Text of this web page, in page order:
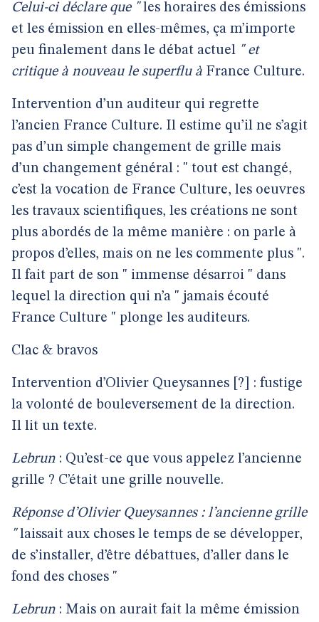
Celui-ci déclare que " les horaires des émissions
et les émission en elles-mêmes, ça m’importe
peu finalement dans le débat actuel " et
critique à nouveau le superflu à France Culture.
Intervention d’un auditeur qui regrette
l’ancien France Culture. Il estime qu’il ne s’agit
pas d’un simple changement de grille mais
d’un changement général : " tout est changé,
c’est la vocation de France Culture, les oeuvres
les travaux scientifiques, les créations ne sont
plus abordés de la même manière : on parle à
propos d’elles, mais on ne les commente plus ".
Il fait part de son " immense désarroi " dans
lequel la direction qui n’a " jamais écouté
France Culture " plonge les auditeurs.
Clac & bravos
Intervention d’Olivier Queysannes [?] : fustige
la volonté de bouleversement de la direction.
Il lit un texte.
Lebrun : Qu’est-ce que vous appelez l’ancienne
grille ? C’était une grille nouvelle.
Réponse d’Olivier Queysannes : l’ancienne grille
" laissait aux choses le temps de se développer,
de s’installer, d’être débattues, d’aller dans le
fond des choses "
Lebrun : Mais on aurait fait la même émission